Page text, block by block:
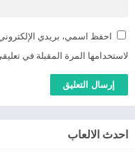
احفظ اسمي، بريدي
لاستخدامها المرة المقبلة في
احدث الالعاب